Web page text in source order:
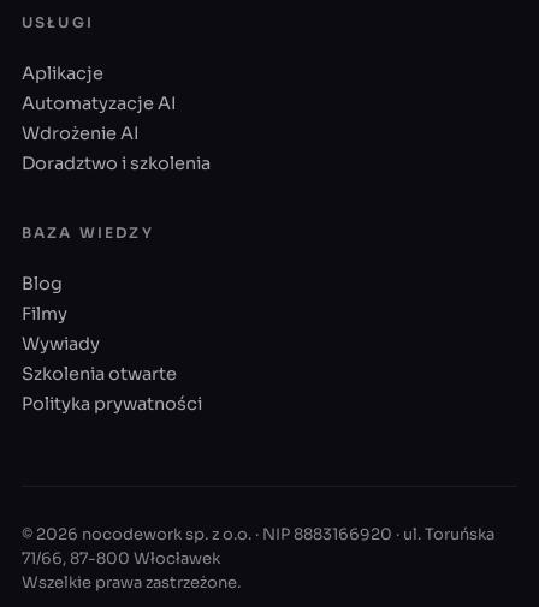
USŁUGI
Aplikacje
Automatyzacje AI
Wdrożenie AI
Doradztwo i szkolenia
BAZA WIEDZY
Blog
Filmy
Wywiady
Szkolenia otwarte
Polityka prywatności
© 2026 nocodework sp. z o.o. · NIP 8883166920 · ul. Toruńska
71/66, 87-800 Włocławek
Wszelkie prawa zastrzeżone.